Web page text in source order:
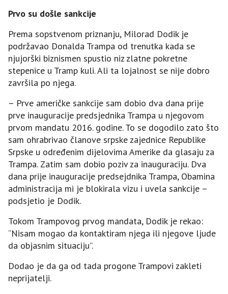
Prvo su došle sankcije
Prema sopstvenom priznanju, Milorad Dodik je
podržavao Donalda Trampa od trenutka kada se
njujorški biznismen spustio niz zlatne pokretne
stepenice u Tramp kuli. Ali ta lojalnost se nije dobro
završila po njega.
– Prve američke sankcije sam dobio dva dana prije
prve inauguracije predsjednika Trampa u njegovom
prvom mandatu 2016. godine. To se dogodilo zato što
sam ohrabrivao članove srpske zajednice Republike
Srpske u određenim dijelovima Amerike da glasaju za
Trampa. Zatim sam dobio poziv za inauguraciju. Dva
dana prije inauguracije predsejdnika Trampa, Obamina
administracija mi je blokirala vizu i uvela sankcije –
podsjetio je Dodik.
Tokom Trampovog prvog mandata, Dodik je rekao:
“Nisam mogao da kontaktiram njega ili njegove ljude
da objasnim situaciju”.
Dodao je da ga od tada progone Trampovi zakleti
neprijatelji.